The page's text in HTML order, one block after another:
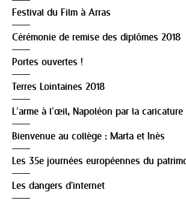
Festival du Film à Arras
Cérémonie de remise des diplômes 2018
Portes ouvertes !
Terres Lointaines 2018
L’arme à l’œil, Napoléon par la caricature
Bienvenue au collège : Marta et Inès
Les 35e journées européennes du
Les dangers d'internet